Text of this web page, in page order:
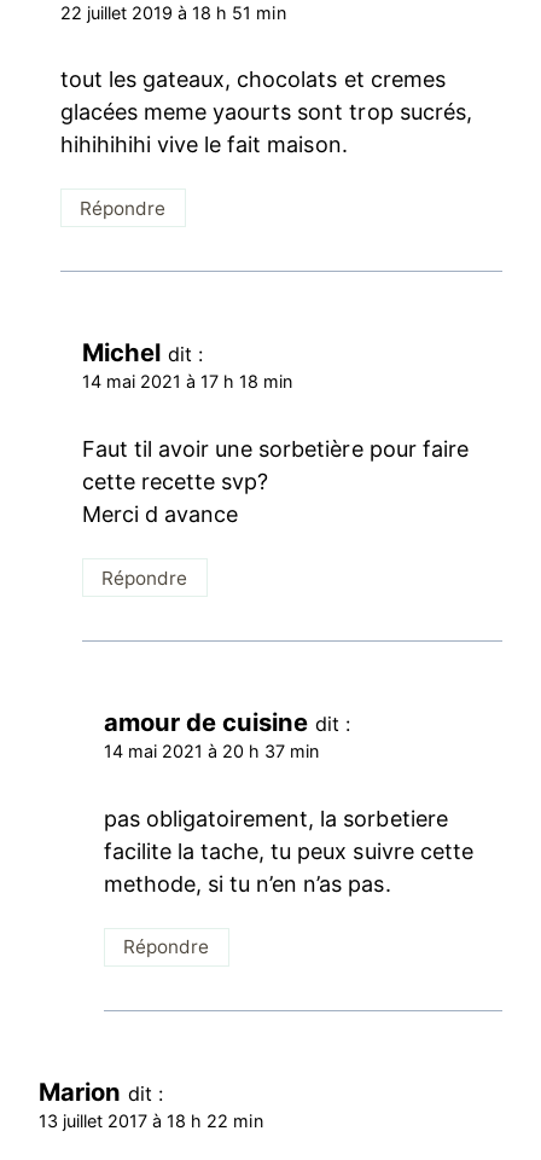
22 juillet 2019 à 18 h 51 min
tout les gateaux, chocolats et cremes
glacées meme yaourts sont trop sucrés,
hihihihihi vive le fait maison.
Répondre
Michel dit :
14 mai 2021 à 17 h 18 min
Faut til avoir une sorbetière pour faire
cette recette svp?
Merci d avance
Répondre
amour de cuisine dit :
14 mai 2021 à 20 h 37 min
pas obligatoirement, la sorbetiere
facilite la tache, tu peux suivre cette
methode, si tu n’en n’as pas.
Répondre
Marion dit :
13 juillet 2017 à 18 h 22 min